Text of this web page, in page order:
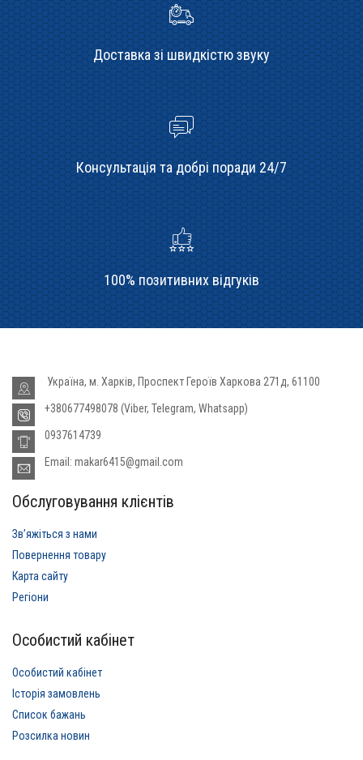
Доставка зі швидкістю звуку
Консультація та добрі поради 24/7
100% позитивних відгуків
Україна, м. Харків, Проспект Героїв Харкова 271д, 61100
+380677498078 (Viber, Telegram, Whatsapp)
0937614739
Email: makar6415@gmail.com
Обслуговування клієнтів
Звʼяжіться з нами
Повернення товару
Карта сайту
Регіони
Особистий кабінет
Особистий кабінет
Історія замовлень
Список бажань
Розсилка новин